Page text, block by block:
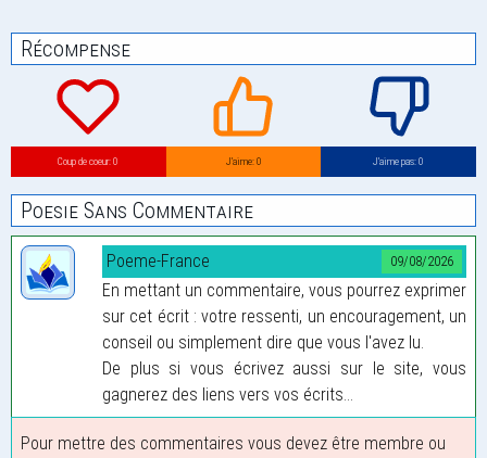
Récompense
Coup de coeur: 0 J’aime: 0 J’aime pas: 0
Poesie Sans Commentaire
09/08/2026
Poeme-France
En mettant un commentaire, vous pourrez exprimer
sur cet écrit : votre ressenti, un encouragement, un
conseil ou simplement dire que vous l'avez lu.
De plus si vous écrivez aussi sur le site, vous
gagnerez des liens vers vos écrits...
Pour mettre des commentaires vous devez être membre ou